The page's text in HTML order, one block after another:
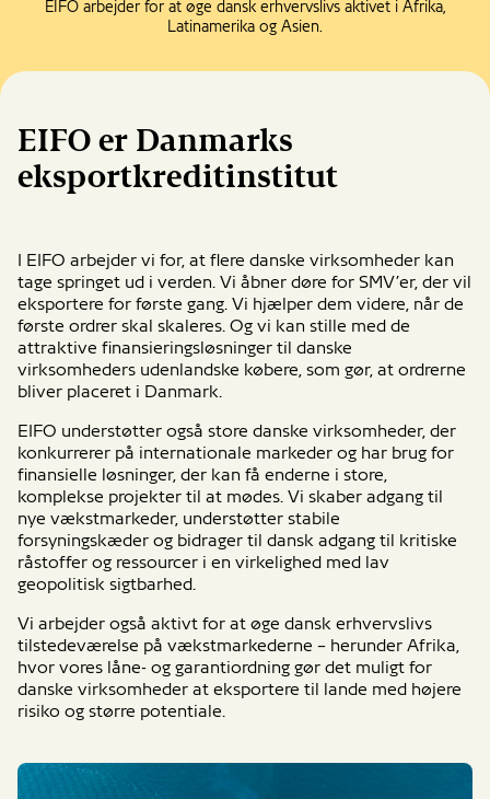
EIFO arbejder for at øge dansk erhvervslivs aktivet i Afrika,
Latinamerika og Asien.
EIFO er Danmarks
eksportkreditinstitut
I EIFO arbejder vi for, at flere danske virksomheder kan
tage springet ud i verden. Vi åbner døre for SMV’er, der vil
eksportere for første gang. Vi hjælper dem videre, når de
første ordrer skal skaleres. Og vi kan stille med de
attraktive finansieringsløsninger til danske
virksomheders udenlandske købere, som gør, at ordrerne
bliver placeret i Danmark.
EIFO understøtter også store danske virksomheder, der
konkurrerer på internationale markeder og har brug for
finansielle løsninger, der kan få enderne i store,
komplekse projekter til at mødes. Vi skaber adgang til
nye vækstmarkeder, understøtter stabile
forsyningskæder og bidrager til dansk adgang til kritiske
råstoffer og ressourcer i en virkelighed med lav
geopolitisk sigtbarhed.
Vi arbejder også aktivt for at øge dansk erhvervslivs
tilstedeværelse på vækstmarkederne – herunder Afrika,
hvor vores låne- og garantiordning gør det muligt for
danske virksomheder at eksportere til lande med højere
risiko og større potentiale.